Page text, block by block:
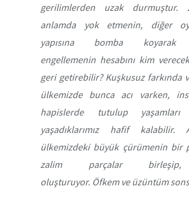
gerilimlerden uzak durmuştur.
anlamda yok etmenin, diğer
yapısına bomba koyarak
engellemenin hesabını kim
geri getirebilir? Kuşkusuz farkında
ülkemizde bunca acı varken,
hapislerde tutulup yaşamları
yaşadıklarımız hafif
ülkemizdeki büyük çürümenin bir
zalim parçalar birleşip,
oluşturuyor. Öfkem ve üzüntüm